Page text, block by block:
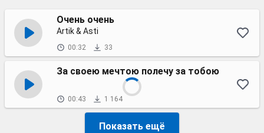
Очень очень
Artik & Asti
00:32 33
За своею мечтою полечу за тобою
00:43 1 164
Показать ещё